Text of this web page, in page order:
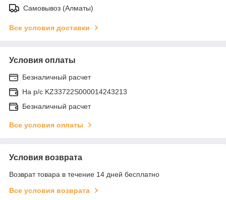
Самовывоз (Алматы)
Все условия доставки
Условия оплаты
Безналичный расчет
На р/c KZ33722S000014243213
Безналичный расчет
Все условия оплаты
Условия возврата
Возврат товара в течение 14 дней бесплатно
Все условия возврата